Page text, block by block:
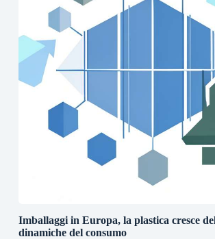
Imballaggi in Europa, la plastica cresce
dinamiche del consumo